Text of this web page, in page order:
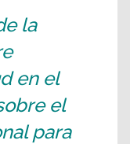
la
en el
el
para